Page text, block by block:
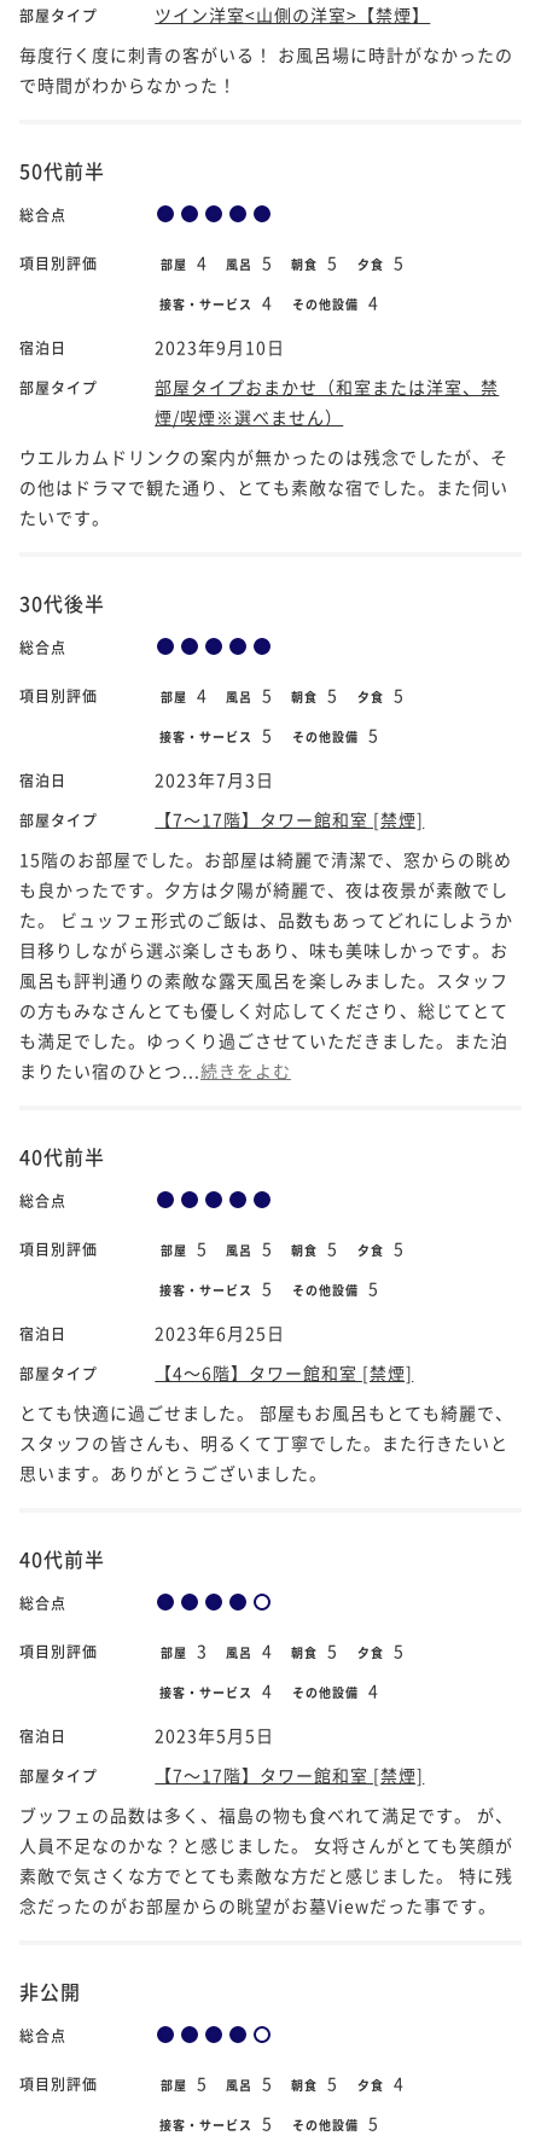
部屋タイプ
ツイン洋室<山側の洋室>【禁煙】
毎度行く度に刺青の客がいる！ お風呂場に時計がなかったの
で時間がわからなかった！
50代前半
総合点
項目別評価 部屋 4 風呂 5 朝食 5 夕食 5
接客・サービス 4 その他設備 4
宿泊日 2023年9月10日
部屋タイプ
部屋タイプおまかせ（和室または洋室、禁
煙/喫煙※選べません）
ウエルカムドリンクの案内が無かったのは残念でしたが、そ
の他はドラマで観た通り、とても素敵な宿でした。また伺い
たいです。
30代後半
総合点
項目別評価 部屋 4 風呂 5 朝食 5 夕食 5
接客・サービス 5 その他設備 5
宿泊日 2023年7月3日
部屋タイプ
【7～17階】タワー館和室 [禁煙]
15階のお部屋でした。お部屋は綺麗で清潔で、窓からの眺め
も良かったです。夕方は夕陽が綺麗で、夜は夜景が素敵でし
た。 ビュッフェ形式のご飯は、品数もあってどれにしようか
目移りしながら選ぶ楽しさもあり、味も美味しかっです。お
風呂も評判通りの素敵な露天風呂を楽しみました。スタッフ
の方もみなさんとても優しく対応してくださり、総じてとて
も満足でした。ゆっくり過ごさせていただきました。また泊
まりたい宿のひとつ... 続きをよむ
40代前半
総合点
項目別評価 部屋 5 風呂 5 朝食 5 夕食 5
接客・サービス 5 その他設備 5
宿泊日 2023年6月25日
部屋タイプ
【4～6階】タワー館和室 [禁煙]
とても快適に過ごせました。 部屋もお風呂もとても綺麗で、
スタッフの皆さんも、明るくて丁寧でした。また行きたいと
思います。ありがとうございました。
40代前半
総合点
項目別評価 部屋 3 風呂 4 朝食 5 夕食 5
接客・サービス 4 その他設備 4
宿泊日 2023年5月5日
部屋タイプ
【7～17階】タワー館和室 [禁煙]
ブッフェの品数は多く、福島の物も食べれて満足です。 が、
人員不足なのかな？と感じました。 女将さんがとても笑顔が
素敵で気さくな方でとても素敵な方だと感じました。 特に残
念だったのがお部屋からの眺望がお墓Viewだった事です。
非公開
総合点
項目別評価 部屋 5 風呂 5 朝食 5 夕食 4
接客・サービス 5 その他設備 5